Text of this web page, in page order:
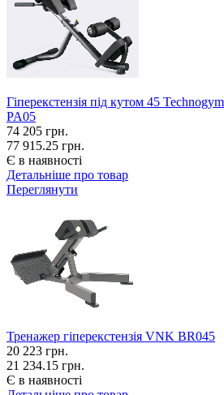
Гіперекстензія під кутом 45
PA05
74 205 грн.
77 915.25 грн.
Є в наявності
Детальніше про товар
Переглянути
Тренажер гіперекстензія VNK BR045
20 223 грн.
21 234.15 грн.
Є в наявності